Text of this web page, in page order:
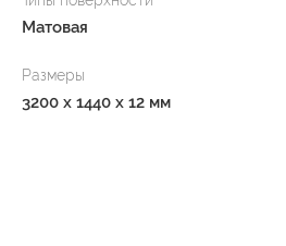
Матовая
Размеры
3200 x 1440 x 12 мм